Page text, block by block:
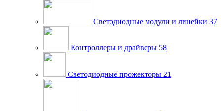
Светодиодные модули и линейки 37
Контроллеры и драйверы 58
Светодиодные прожекторы 21